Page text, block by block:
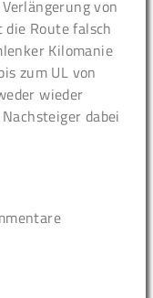
von
die Route falsch
Kilomanie
zum UL von
wieder
dabei